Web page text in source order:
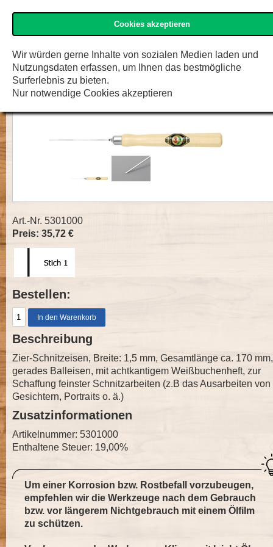
Cookies akzeptieren
Wir würden gerne Inhalte von sozialen Medien laden und
Nutzungsdaten erfassen, um Ihnen das bestmögliche
Surferlebnis zu bieten.
Nur notwendige Cookies akzeptieren
»Kirschen« Shop
Zur
Menü
Zierschnitzeisen (gerade) Stich 1
Art.-Nr. 5301000
Preis: 35,72 €
Bestellen:
Beschreibung
Zier-Schnitzeisen, Breite: 1,5 mm, Gesamtlänge ca. 170 mm,
gerades Balleisen, mit achtkantigem Weißbuchenheft, zur
Schaffung feinster Schnitzarbeiten (z.B das Ausarbeiten von
Gesichtern, Portraits o. ä.)
Zusatzinformationen
Artikelnummer: 5301000
Enthaltene Steuer: 19,00%
Um einer Korrosion bzw. Rostbefall vorzubeugen,
empfehlen wir die Werkzeuge nach dem Gebrauch
bzw. vor längerem Nichtgebrauch mit einem Ölfilm
zu schützen.